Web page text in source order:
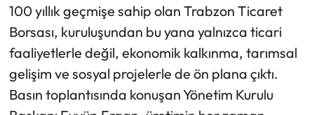
100 yıllık geçmişe sahip olan Trabzon Ticaret
Borsası, kuruluşundan bu yana yalnızca ticari
faaliyetlerle değil, ekonomik kalkınma, tarımsal
gelişim ve sosyal projelerle de ön plana çıktı.
Basın toplantısında konuşan Yönetim Kurulu